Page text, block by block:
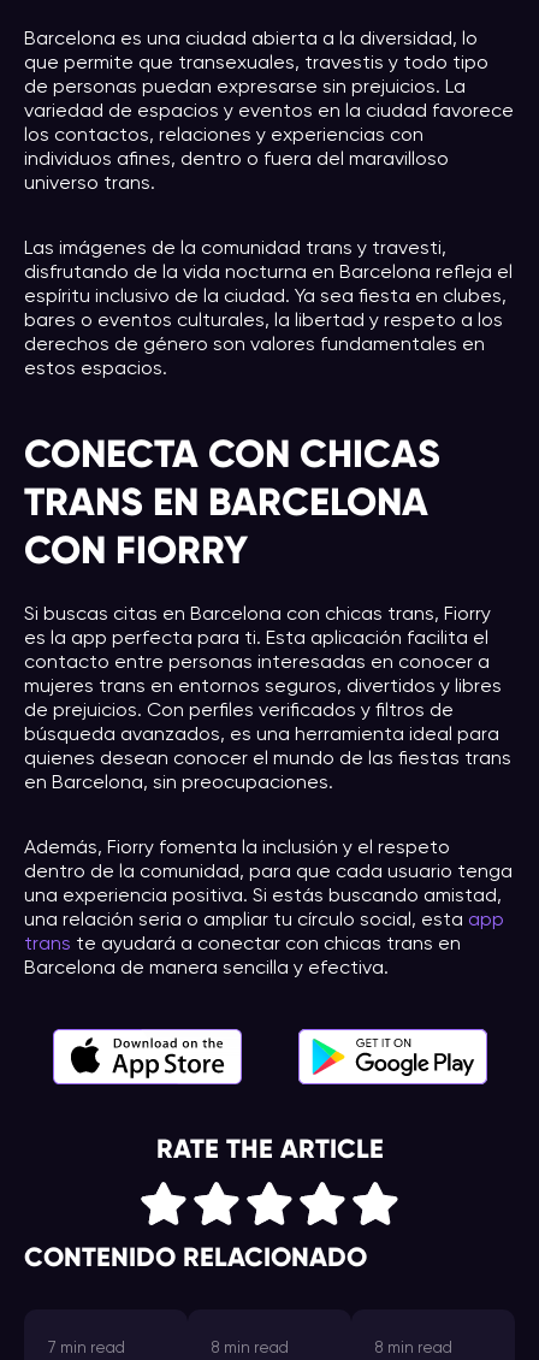
Barcelona es una ciudad abierta a la diversidad, lo
que permite que transexuales, travestis y todo tipo
de personas puedan expresarse sin prejuicios. La
variedad de espacios y eventos en la ciudad favorece
los contactos, relaciones y experiencias con
individuos afines, dentro o fuera del maravilloso
universo trans.
Las imágenes de la comunidad trans y travesti,
disfrutando de la vida nocturna en Barcelona refleja el
espíritu inclusivo de la ciudad. Ya sea fiesta en clubes,
bares o eventos culturales, la libertad y respeto a los
derechos de género son valores fundamentales en
estos espacios.
CONECTA CON CHICAS
TRANS EN BARCELONA
CON FIORRY
Si buscas citas en Barcelona con chicas trans, Fiorry
es la app perfecta para ti. Esta aplicación facilita el
contacto entre personas interesadas en conocer a
mujeres trans en entornos seguros, divertidos y libres
de prejuicios. Con perfiles verificados y filtros de
búsqueda avanzados, es una herramienta ideal para
quienes desean conocer el mundo de las fiestas trans
en Barcelona, sin preocupaciones.
Además, Fiorry fomenta la inclusión y el respeto
dentro de la comunidad, para que cada usuario tenga
una experiencia positiva. Si estás buscando amistad,
una relación seria o ampliar tu círculo social, esta app
trans te ayudará a conectar con chicas trans en
Barcelona de manera sencilla y efectiva.
RATE THE ARTICLE
CONTENIDO RELACIONADO
7 min read 8 min read 8 min read